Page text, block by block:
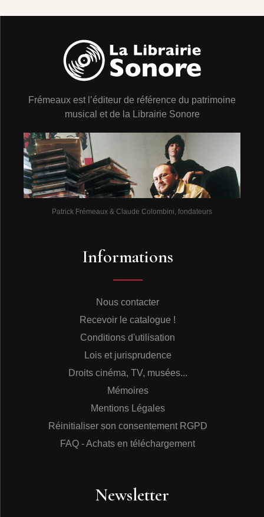
Frémeaux est l’éditeur de référence du patrimoine
musical et de la Librairie Sonore
Patrick Frémeaux & Claude Colombini, fondateurs
Informations
Nous contacter
Recevoir le catalogue !
Conditions d'utilisation
Lois et jurisprudence
Droits cinéma, TV, musées...
Mémoires
Mentions Légales
Réinitialiser son consentement RGPD
FAQ - Achats en téléchargement
Newsletter